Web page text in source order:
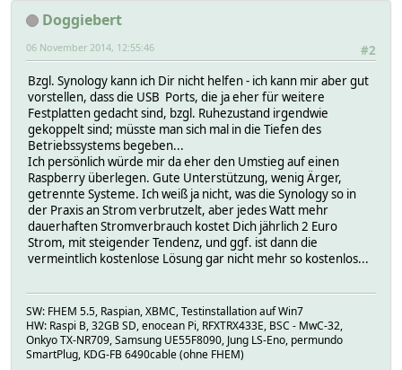
Doggiebert
#2
06 November 2014, 12:55:46
Bzgl. Synology kann ich Dir nicht helfen - ich kann mir aber gut
vorstellen, dass die USB Ports, die ja eher für weitere
Festplatten gedacht sind, bzgl. Ruhezustand irgendwie
gekoppelt sind; müsste man sich mal in die Tiefen des
Betriebssystems begeben...
Ich persönlich würde mir da eher den Umstieg auf einen
Raspberry überlegen. Gute Unterstützung, wenig Ärger,
getrennte Systeme. Ich weiß ja nicht, was die Synology so in
der Praxis an Strom verbrutzelt, aber jedes Watt mehr
dauerhaften Stromverbrauch kostet Dich jährlich 2 Euro
Strom, mit steigender Tendenz, und ggf. ist dann die
vermeintlich kostenlose Lösung gar nicht mehr so kostenlos...
SW: FHEM 5.5, Raspian, XBMC, Testinstallation auf Win7
HW: Raspi B, 32GB SD, enocean Pi, RFXTRX433E, BSC - MwC-32,
Onkyo TX-NR709, Samsung UE55F8090, Jung LS-Eno, permundo
SmartPlug, KDG-FB 6490cable (ohne FHEM)